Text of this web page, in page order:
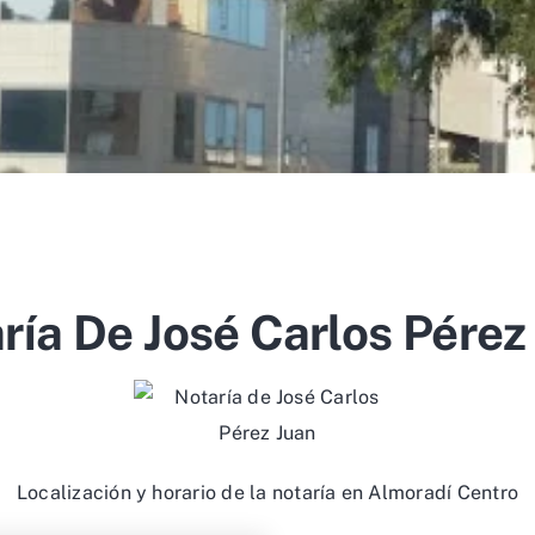
De José Carlos Pérez
Localización y horario de la notaría en Almoradí Centro